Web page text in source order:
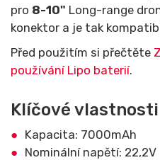
pro 8-10" Long-range
konektor a je tak
Před použitím si přečtěte
používání Lipo baterií.
Klíčové vlastnosti
Kapacita: 7000mAh
Nominální napětí: 22,2V